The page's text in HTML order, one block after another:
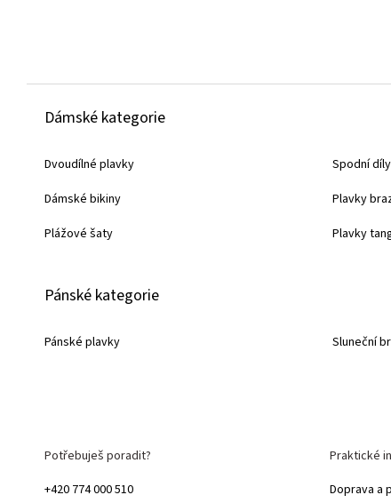
Dámské kategorie
Dvoudílné plavky
Dámské bikiny
Plážové šaty
Spodní
Plavky
Plavky
Pánské kategorie
Pánské plavky Sluneční
Potřebuješ poradit?
+420 774 000 510
Praktické
Doprava a